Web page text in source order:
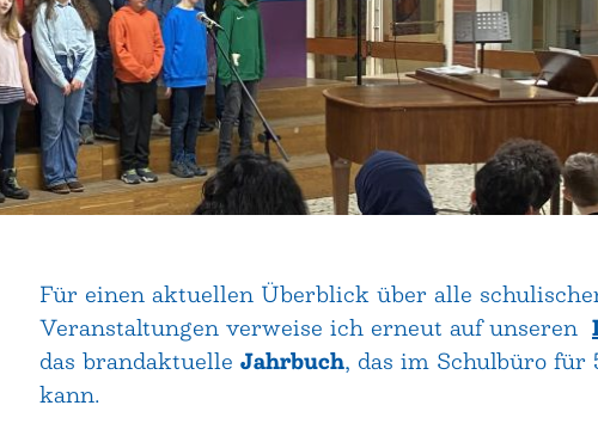
Für einen aktuellen Überblick über alle
Veranstaltungen verweise ich erneut auf unseren
das brandaktuelle Jahrbuch, das im Schulbüro
kann.